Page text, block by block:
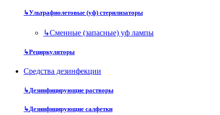
↳Ультрафиолетовые (уф) стерилизаторы
↳Сменные (запасные) уф лампы
↳Рециркуляторы
Средства дезинфекции
↳Дезинфицирующие растворы
↳Дезинфицирующие салфетки